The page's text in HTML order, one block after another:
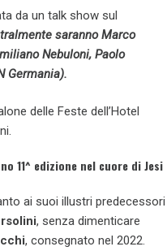
da un talk show sul
saranno Marco
Nebuloni, Paolo
Germania).
delle Feste dell’Hotel
11^ edizione nel cuore di Jesi
ai suoi illustri predecessori
, senza dimenticare
, consegnato nel 2022.